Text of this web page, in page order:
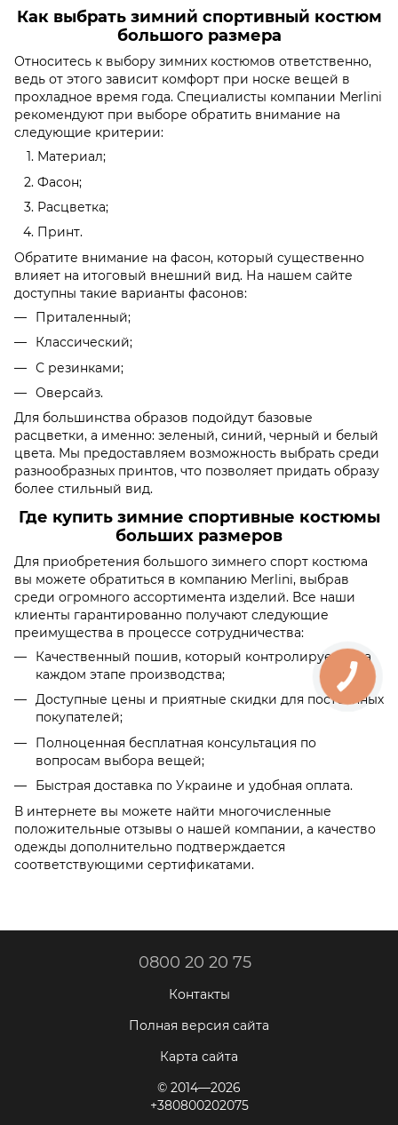
Как выбрать зимний спортивный костюм
большого размера
Относитесь к выбору зимних костюмов ответственно,
ведь от этого зависит комфорт при носке вещей в
прохладное время года. Специалисты компании Merlini
рекомендуют при выборе обратить внимание на
следующие критерии:
Материал;
Фасон;
Расцветка;
Принт.
Обратите внимание на фасон, который существенно
влияет на итоговый внешний вид. На нашем сайте
доступны такие варианты фасонов:
Приталенный;
Классический;
С резинками;
Оверсайз.
Для большинства образов подойдут базовые
расцветки, а именно: зеленый, синий, черный и белый
цвета. Мы предоставляем возможность выбрать среди
разнообразных принтов, что позволяет придать образу
более стильный вид.
Где купить зимние спортивные костюмы
больших размеров
Для приобретения большого зимнего спорт костюма
вы можете обратиться в компанию Merlini, выбрав
среди огромного ассортимента изделий. Все наши
клиенты гарантированно получают следующие
преимущества в процессе сотрудничества:
Качественный пошив, который контролируется на
каждом этапе производства;
Доступные цены и приятные скидки для постоянных
покупателей;
Полноценная бесплатная консультация по
вопросам выбора вещей;
Быстрая доставка по Украине и удобная оплата.
В интернете вы можете найти многочисленные
положительные отзывы о нашей компании, а качество
одежды дополнительно подтверждается
соответствующими сертификатами.
0800 20 20 75
Контакты
Полная версия сайта
Карта сайта
© 2014—2026
+380800202075